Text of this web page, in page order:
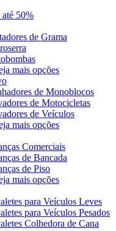
até 50%
de Grama
mais opções
de Monoblocos
de Motocicletas
de Veículos
mais opções
Comerciais
de Bancada
de Piso
mais opções
para Veículos Leves
para Veículos Pesados
Colhedora de Cana